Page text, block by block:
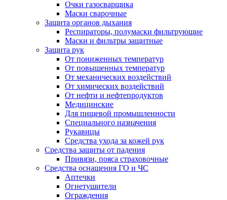
Очки газосварщика
Маски сварочные
Защита органов дыхания
Респираторы, полумаски фильтрующие
Маски и фильтры защитные
Защита рук
От пониженных температур
От повышенных температур
От механических воздействий
От химических воздействий
От нефти и нефтепродуктов
Медицинские
Для пищевой промышленности
Специального назначения
Рукавицы
Средства ухода за кожей рук
Средства защиты от падения
Привязи, пояса страховочные
Средства оснащения ГО и ЧС
Аптечки
Огнетушители
Ограждения